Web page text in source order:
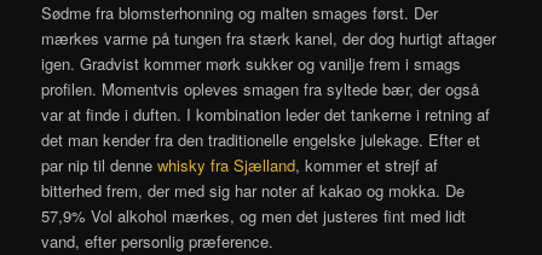
Sødme fra blomsterhonning og malten smages først. Der
mærkes varme på tungen fra stærk kanel, der dog hurtigt aftager
igen. Gradvist kommer mørk sukker og vanilje frem i smags
profilen. Momentvis opleves smagen fra syltede bær, der også
var at finde i duften. I kombination leder det tankerne i retning af
det man kender fra den traditionelle engelske julekage. Efter et
par nip til dennewhisky fra Sjælland, kommer et strejf af
bitterhed frem, der med sig har noter af kakao og mokka. De
57,9% Vol alkohol mærkes, og men det justeres fint med lidt
vand, efter personlig præference.